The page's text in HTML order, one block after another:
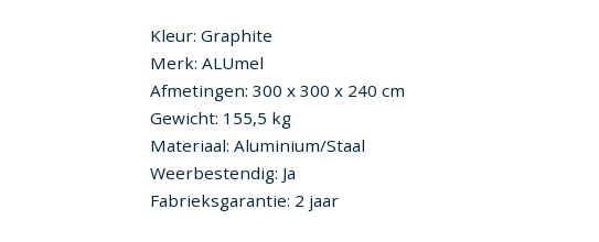
Kleur: Graphite
Merk: ALUmel
Afmetingen: 300 x 300 x 240 cm
Gewicht: 155,5 kg
Materiaal: Aluminium/Staal
Weerbestendig: Ja
Fabrieksgarantie: 2 jaar